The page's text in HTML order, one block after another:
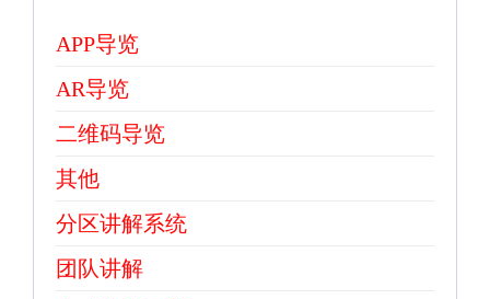
APP导览
AR导览
二维码导览
其他
分区讲解系统
团队讲解